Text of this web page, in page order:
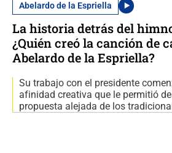
Abelardo de la Espriella
La historia detrás del
¿Quién creó la canción de
Abelardo de la Espriella?
Su trabajo con el presidente
afinidad creativa que le permitió
propuesta alejada de los